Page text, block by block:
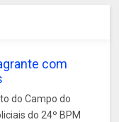
com
do Campo do
do 24º BPM